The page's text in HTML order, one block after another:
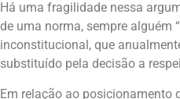
Há uma fragilidade nessa
de uma norma, sempre alguém
inconstitucional, que
substituído pela decisão a
Em relação ao posicionamento